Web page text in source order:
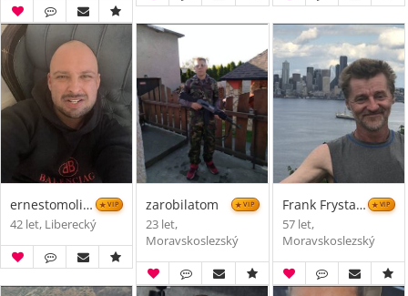
ernestomolina VIP
42 let, Liberecký
zarobilatom VIP
23 let,
Moravskoslezský
Frank Frystacky VIP
57 let,
Moravskoslezský